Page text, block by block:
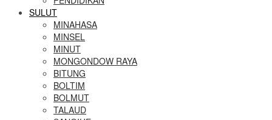
SULUT
MINAHASA
MINSEL
MINUT
MONGONDOW RAYA
BITUNG
BOLTIM
BOLMUT
TALAUD